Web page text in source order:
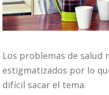
Los problemas de salud
estigmatizados por lo
difícil sacar el tema.